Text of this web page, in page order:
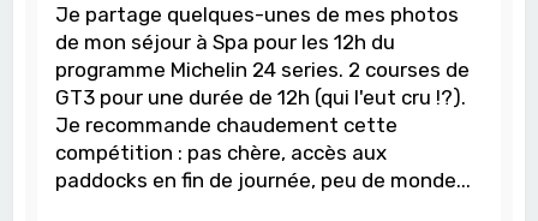
Je partage quelques-unes de mes photos
de mon séjour à Spa pour les 12h du
programme Michelin 24 series. 2 courses de
GT3 pour une durée de 12h (qui l'eut cru !?).
Je recommande chaudement cette
compétition : pas chère, accès aux
paddocks en fin de journée, peu de monde...